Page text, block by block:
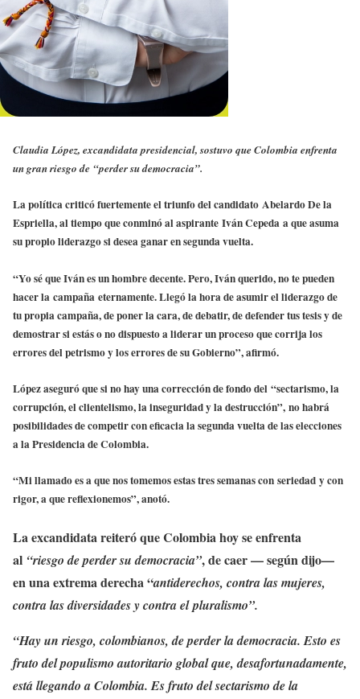
Claudia López, excandidata presidencial, sostuvo que Colombia enfrenta
un gran riesgo de “perder su democracia”.
La política criticó fuertemente el triunfo del candidato Abelardo De la
Espriella, al tiempo que conminó al aspirante Iván Cepeda a que asuma
su propio liderazgo si desea ganar en segunda vuelta.
“Yo sé que Iván es un hombre decente. Pero, Iván querido, no te pueden
hacer la campaña eternamente. Llegó la hora de asumir el liderazgo de
tu propia campaña, de poner la cara, de debatir, de defender tus tesis y de
demostrar si estás o no dispuesto a liderar un proceso que corrija los
errores del petrismo y los errores de su Gobierno”, afirmó.
López aseguró que si no hay una corrección de fondo del “sectarismo, la
corrupción, el clientelismo, la inseguridad y la destrucción”, no habrá
posibilidades de competir con eficacia la segunda vuelta de las elecciones
a la Presidencia de Colombia.
“Mi llamado es a que nos tomemos estas tres semanas con seriedad y con
rigor, a que reflexionemos”, anotó.
La excandidata reiteró que Colombia hoy se enfrenta
al “riesgo de perder su democracia”, de caer — según dijo—
en una extrema derecha “antiderechos, contra las mujeres,
contra las diversidades y contra el pluralismo”.
“Hay un riesgo, colombianos, de perder la democracia. Esto es
fruto del populismo autoritario global que, desafortunadamente,
está llegando a Colombia. Es fruto del sectarismo de la